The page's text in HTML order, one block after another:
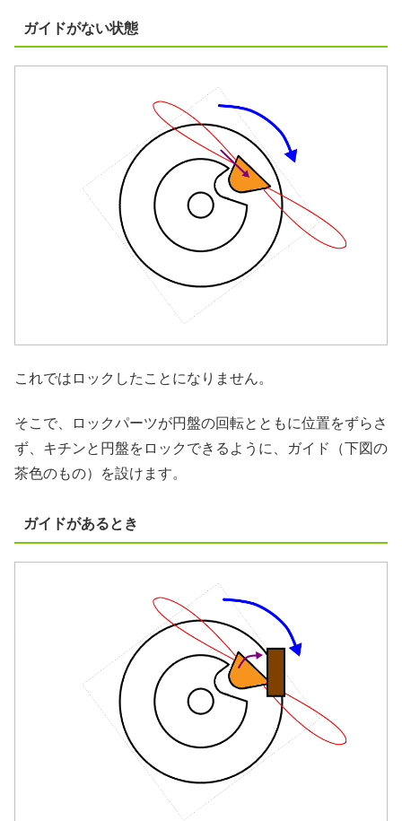
ガイドがない状態
これではロックしたことになりません。
そこで、ロックパーツが円盤の回転とともに位置をずらさ
ず、キチンと円盤をロックできるように、ガイド（下図の
茶色のもの）を設けます。
ガイドがあるとき